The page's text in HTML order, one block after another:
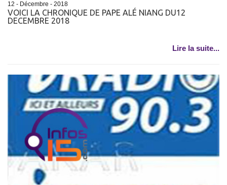
12 - Décembre - 2018
VOICI LA CHRONIQUE DE PAPE ALÉ NIANG DU12
DECEMBRE 2018
Lire la suite...